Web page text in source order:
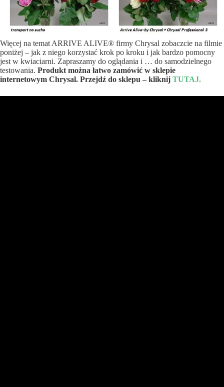
Więcej na temat ARRIVE ALIVE® firmy Chrysal zobaczcie na filmie
poniżej – jak z niego korzystać krok po kroku i jak bardzo pomocny
jest w kwiaciarni. Zapraszamy do oglądania i … do samodzielnego
testowania. Produkt można łatwo zamówić w sklepie
internetowym Chrysal. Przejdź do sklepu – kliknij TUTAJ.